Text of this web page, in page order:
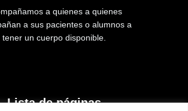
a quienes a quienes
a sus pacientes o alumnos a
tener un cuerpo disponible.
Lista de páginas